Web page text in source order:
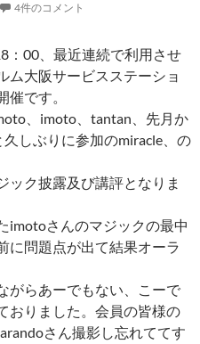
4件のコメント
：00、最近連続で利用させ
ム大阪サービスステーショ
です。
、imoto、tantan、先月か
しぶりに参加のmiracle、の
ック披露及び講評となりま
imotoさんのマジックの最中
に問題点が出て結果オーラ
がらあーでもない、こーで
おりました。会員の皆様の
さん撮影し忘れててす